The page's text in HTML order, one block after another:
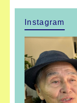
Instagram